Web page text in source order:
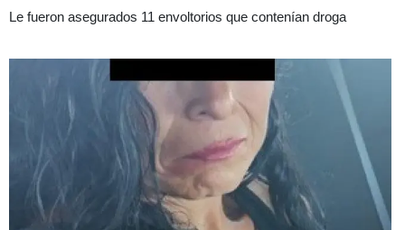
Le fueron asegurados 11 envoltorios que contenían droga